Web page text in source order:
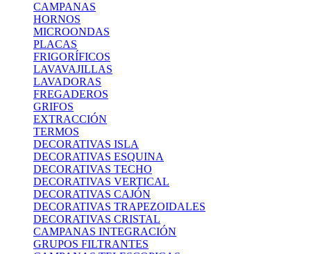
CAMPANAS
HORNOS
MICROONDAS
PLACAS
FRIGORÍFICOS
LAVAVAJILLAS
LAVADORAS
FREGADEROS
GRIFOS
EXTRACCIÓN
TERMOS
DECORATIVAS ISLA
DECORATIVAS ESQUINA
DECORATIVAS TECHO
DECORATIVAS VERTICAL
DECORATIVAS CAJÓN
DECORATIVAS TRAPEZOIDALES
DECORATIVAS CRISTAL
CAMPANAS INTEGRACIÓN
GRUPOS FILTRANTES